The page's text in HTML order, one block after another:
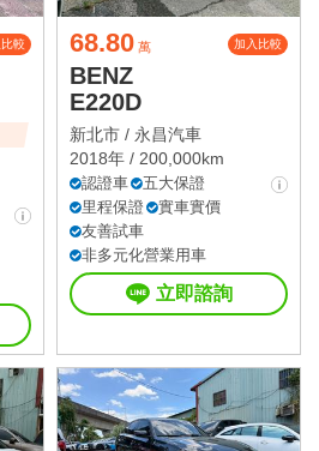
較 68.80 萬 加入比較
BENZ
E220D
新北市 / 永昌汽車
2018年 / 200,000km
認證車
五大保證
里程保證
實車實價
友善試車
非多元化營業用車
立即諮詢